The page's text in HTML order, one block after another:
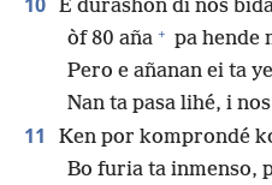
E durashon di nos
òf 80 aña + pa hende
Pero e añanan ei ta
Nan ta pasa lihé, i
11
Ken por komprondé
Bo furia ta inmenso,